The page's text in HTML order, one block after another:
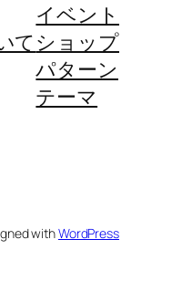
て
イベント
ショップ
パターン
テーマ
withWordPress